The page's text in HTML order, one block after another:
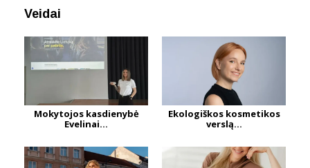
Veidai
Mokytojos kasdienybė
Evelinai...
Ekologiškos kosmetikos
verslą...